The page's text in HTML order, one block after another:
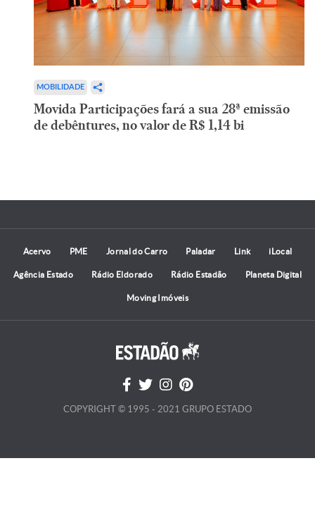
MOBILIDADE
Movida Participações fará a sua 28ª emissão
de debêntures, no valor de R$ 1,14 bi
Acervo PME Jornal do Carro Paladar Link iLocal
Agência Estado Rádio Eldorado Rádio Estadão Planeta Digital
Moving Imóveis
COPYRIGHT © 1995 - 2021 GRUPO ESTADO